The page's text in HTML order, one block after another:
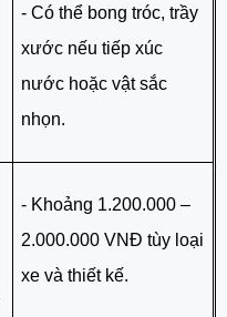
- Có thể bong tróc, trầy
xước nếu tiếp xúc
nước hoặc vật sắc
nhọn.
- Khoảng 1.200.000 –
2.000.000 VNĐ tùy loại
xe và thiết kế.